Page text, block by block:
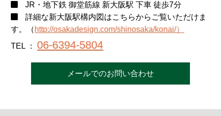
JR・地下鉄 御堂筋線 新大阪駅 下車 徒歩7分
詳細な新大阪駅構内図はこちらからご覧いただけま
す。（ http://osakadesign.com/shinosaka/konai/）
TEL ：06-6394-5804
メールでのお問い合わせ